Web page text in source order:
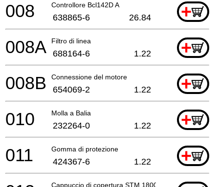
Controllore Bcl142D A +
008 638865-6 26.84
Filtro di linea +
008A 688164-6 1.22
Connessione del motore +
008B 654069-2 1.22
Molla a Balia +
010 232264-0 1.22
Gomma di protezione +
011 424367-6 1.22
Cappuccio di copertura STM 1800